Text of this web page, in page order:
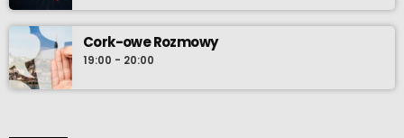
Cork-owe Rozmowy
19:00 - 20:00